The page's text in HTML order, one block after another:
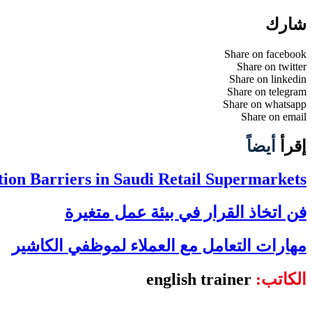
شارك
Share on facebook
Share on twitter
Share on linkedin
Share on telegram
Share on whatsapp
Share on email
إقرأ
أيضاً
Barriers in Saudi Retail Supermarkets
فن اتخاذ القرار في بيئة عمل متغيرة
مهارات التعامل مع العملاء لموظفي الكاشير
الكاتب: english trainer